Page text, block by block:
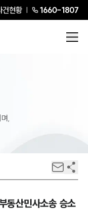
건현황 1660-1807
,
동산민사소송 승소